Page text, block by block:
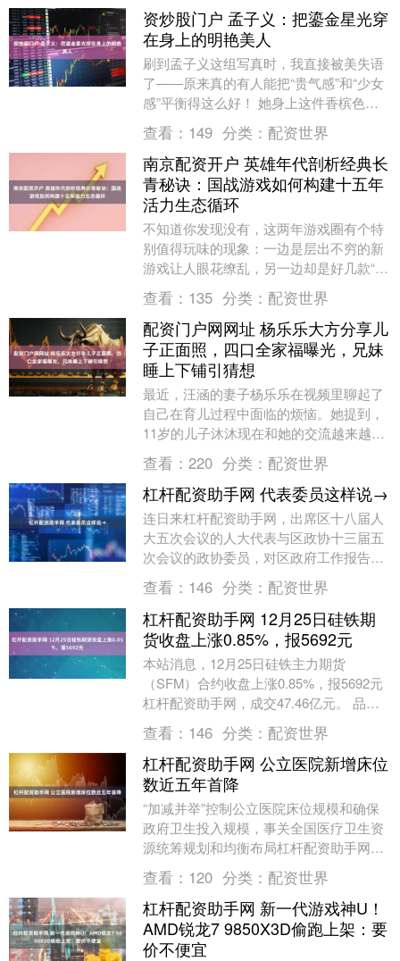
资炒股门户 孟子义：把鎏金星光穿
在身上的明艳美人
刷到孟子义这组写真时，我直接被美失语
了——原来真的有人能把“贵气感”和“少女
感”平衡得这么好！ 她身上这件香槟色抹
胸裙，简直是把银河穿在了身上。裙身镶
满的细闪钻....
查看： 149 分类： 配资世界
南京配资开户 英雄年代剖析经典长
青秘诀：国战游戏如何构建十五年
活力生态循环
不知道你发现没有，这两年游戏圈有个特
别值得玩味的现象：一边是层出不穷的新
游戏让人眼花缭乱，另一边却是好几款“爷
爷辈”的老网游，玩家社群不仅没散，反而
越来越热闹了....
查看： 135 分类： 配资世界
配资门户网网址 杨乐乐大方分享儿
子正面照，四口全家福曝光，兄妹
睡上下铺引猜想
最近，汪涵的妻子杨乐乐在视频里聊起了
自己在育儿过程中面临的烦恼。她提到，
11岁的儿子沐沐现在和她的交流越来越简
单平淡，常常是她问一句，他答一句配资
门户网网址，有....
查看： 220 分类： 配资世界
杠杆配资助手网 代表委员这样说→
连日来杠杆配资助手网，出席区十八届人
大五次会议的人大代表与区政协十三届五
次会议的政协委员，对区政府工作报告进
行了热烈讨论，大家紧扣报告内容，结合
各自行业领域与工....
查看： 146 分类： 配资世界
杠杆配资助手网 12月25日硅铁期
货收盘上涨0.85%，报5692元
本站消息，12月25日硅铁主力期货
（SFM）合约收盘上涨0.85%，报5692元
杠杆配资助手网，成交47.46亿元。 品种
简介：硅铁期货是在期货交易所上市交易
的....
查看： 146 分类： 配资世界
杠杆配资助手网 公立医院新增床位
数近五年首降
“加减并举”控制公立医院床位规模和确保
政府卫生投入规模，事关全国医疗卫生资
源统筹规划和均衡布局杠杆配资助手网，
以及以“公益性”为导向的公立医院发展。
12月2日....
查看： 120 分类： 配资世界
杠杆配资助手网 新一代游戏神U！
AMD锐龙7 9850X3D偷跑上架：要
价不便宜